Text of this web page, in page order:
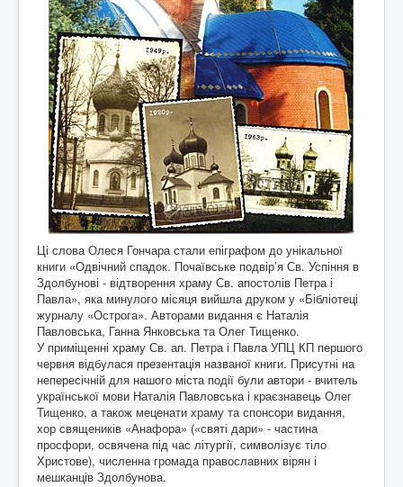
Ці слова Олеся Гончара стали епіграфом до унікальної
книги «Одвічний спадок. Почаївське подвір’я Св. Успіння в
Здолбунові - відтворення храму Св. апостолів Петра і
Павла», яка минулого місяця вийшла друком у «Бібліотеці
журналу «Острога». Авторами видання є Наталія
Павловська, Ганна Янковська та Олег Тищенко.
У приміщенні храму Св. ап. Петра і Павла УПЦ КП першого
червня відбулася презентація названої книги. Присутні на
непересічній для нашого міста події були автори - вчитель
української мови Наталія Павловська і краєзнавець Олег
Тищенко, а також меценати храму та спонсори видання,
хор священиків «Анафора» («святі дари» - частина
просфори, освячена під час літургії, символізує тіло
Христове), численна громада православних вірян і
мешканців Здолбунова.